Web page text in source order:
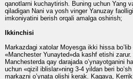
qanotlarni kuchaytirish. Buning uchun Yang
qiladigan Nani va yosh vinger Yanuzay
imkoniyatini berish orqali amalga oshirish;
Ikkinchisi
Markazdagi xatolar Moyesga ikki hissa
«Manchester Yunayted»da kashf etishi
Manchesterda qay darajada o’ynayotganini
uchun «qizil iblislar»ning 3-4 yildan beri
markazni o’ynata olishi kerak. Kagava,